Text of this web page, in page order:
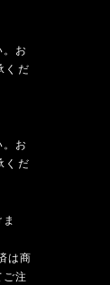
お
くだ
お
くだ
は商
注